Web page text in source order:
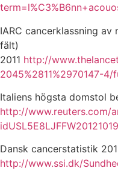
IARC cancerklassning
fält)
2011 http://
2045%2811%2970147-4/
Italiens högsta domstol
http://www.reuters.com/
idUSL5E8LJFFW20121019
Dansk cancerstatistik
http://www.ssi.dk/